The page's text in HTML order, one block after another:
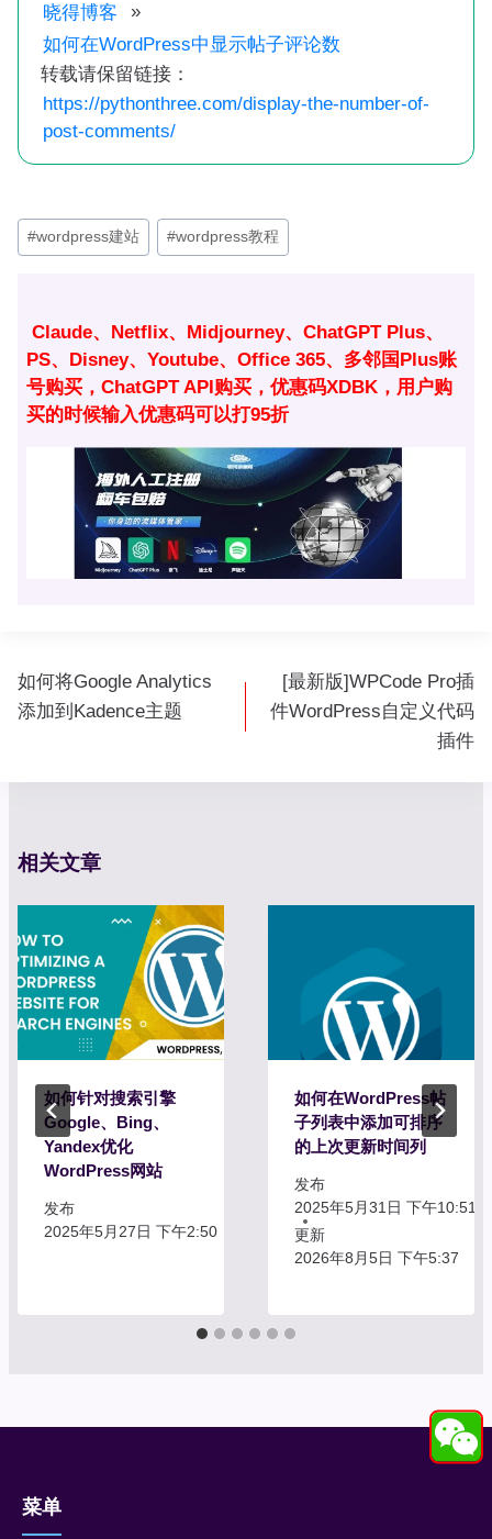
晓得博客
»
如何在WordPress中显示帖子评论数
转载请保留链接：
https://pythonthree.com/display-the-number-of-
post-comments/
文
章
#wordpress建站 #wordpress教程
Claude、Netflix、Midjourney、ChatGPT Plus、
PS、Disney、Youtube、Office 365、多邻国Plus账
号购买，ChatGPT API购买，优惠码XDBK，用户购
买的时候输入优惠码可以打95折
文
章
如何将Google Analytics
添加到Kadence主题
[最新版]WPCode Pro插
件WordPress自定义代码
插件
相关文章
如何针对搜索引擎
Google、Bing、
Yandex优化
WordPress网站
发布
2025年5月27日 下午2:50
如何在WordPress帖
子列表中添加可排序
的上次更新时间列
发布
2025年5月31日 下午10:51
更新
2026年8月5日 下午5:37
菜单